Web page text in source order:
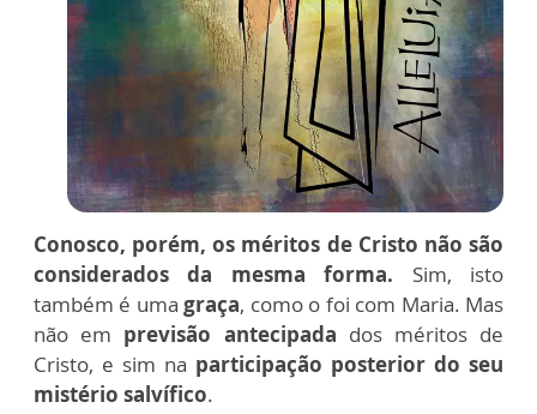
Conosco, porém, os méritos de Cristo não são
considerados da mesma forma. Sim, isto
também é umagraça, como o foi com Maria. Mas
não em previsão antecipada dos méritos de
Cristo, e sim na participação posterior do seu
mistério salvífico.